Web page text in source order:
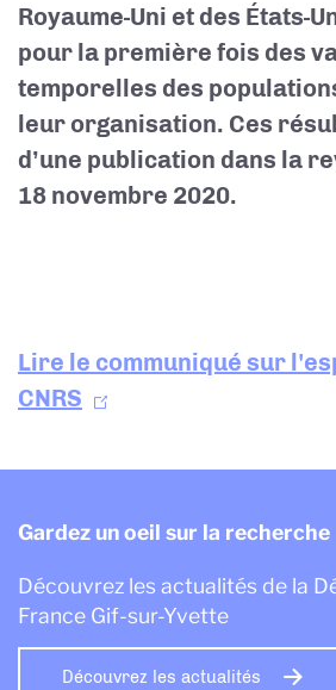
Royaume-Uni et des États-
pour la première fois des
temporelles des
leur organisation. Ces
d’une publication dans la
18 novembre 2020.
Lire le communiqué sur
CNRS
Gardez un oeil sur la recherche
Découvrez les actualités de la
France Gif-sur-Yvette
Découvrez les actualités